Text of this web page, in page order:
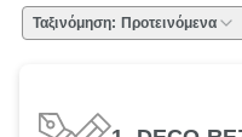
Ταξινόμηση: Προτεινόμενα